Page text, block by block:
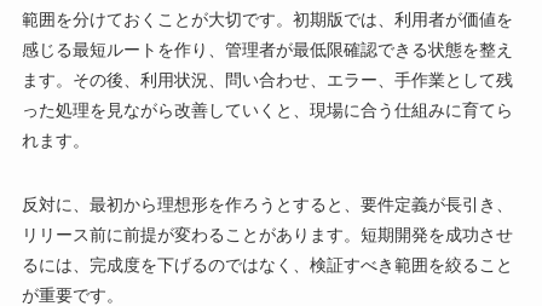
範囲を分けておくことが大切です。初期版では、利用者が価値を
感じる最短ルートを作り、管理者が最低限確認できる状態を整え
ます。その後、利用状況、問い合わせ、エラー、手作業として残
った処理を見ながら改善していくと、現場に合う仕組みに育てら
れます。
反対に、最初から理想形を作ろうとすると、要件定義が長引き、
リリース前に前提が変わることがあります。短期開発を成功させ
るには、完成度を下げるのではなく、検証すべき範囲を絞ること
が重要です。